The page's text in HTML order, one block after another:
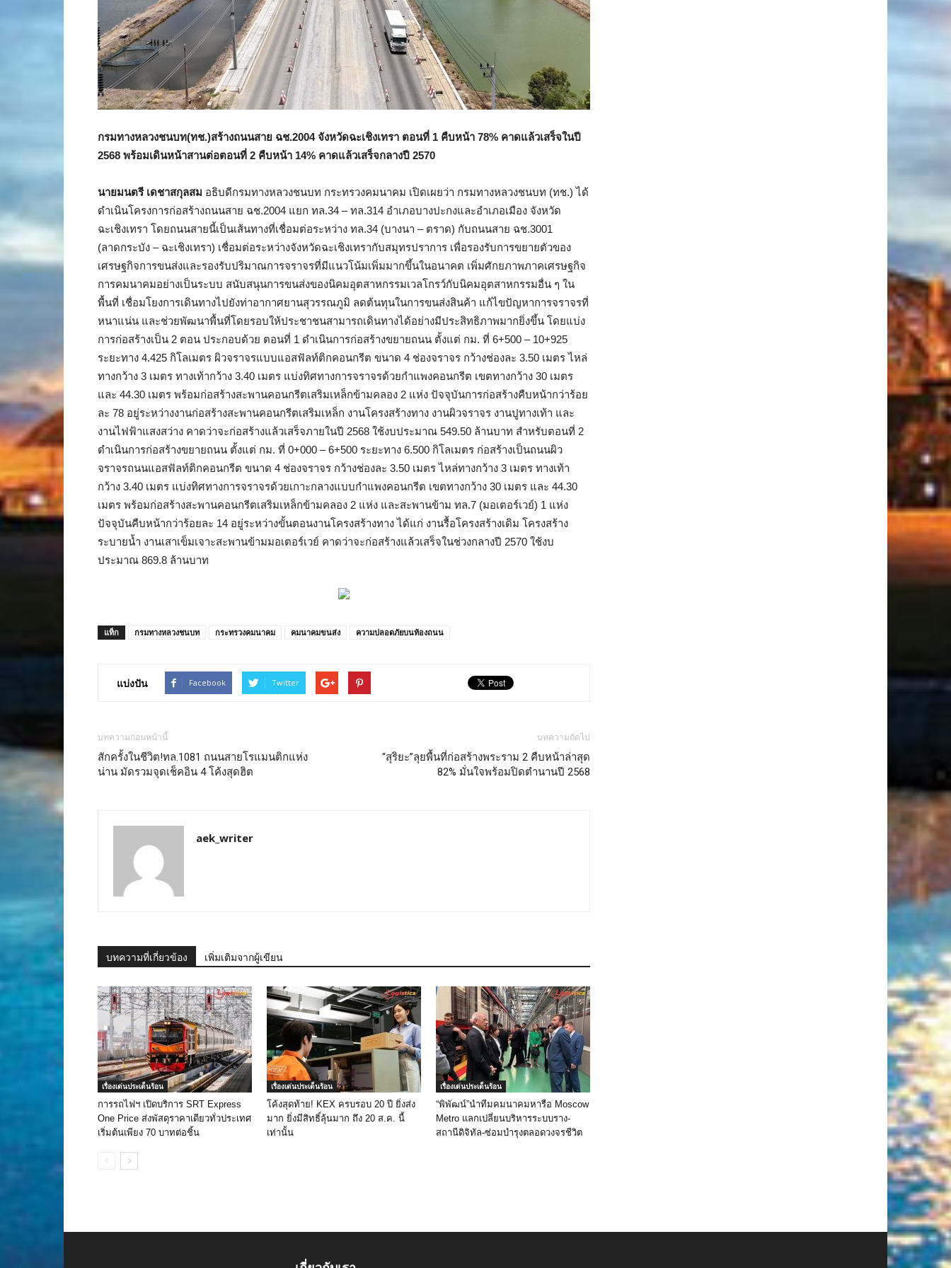
กรมทางหลวงชนบท(ทช.)สร้างถนนสาย ฉช.2004 จังหวัดฉะเชิงเทรา ตอนที่ 1 คืบหน้า 78% คาดแล้วเสร็จในปี
2568 พร้อมเดินหน้าสานต่อตอนที่ 2 คืบหน้า 14% คาดแล้วเสร็จกลางปี 2570
นายมนตรี เดชาสกุลสม อธิบดีกรมทางหลวงชนบท กระทรวงคมนาคม เปิดเผยว่า กรมทางหลวงชนบท (ทช.) ได้
ดำเนินโครงการก่อสร้างถนนสาย ฉช.2004 แยก ทล.34 – ทล.314 อำเภอบางปะกงและอำเภอเมือง จังหวัด
ฉะเชิงเทรา โดยถนนสายนี้เป็นเส้นทางที่เชื่อมต่อระหว่าง ทล.34 (บางนา – ตราด) กับถนนสาย ฉช.3001
(ลาดกระบัง – ฉะเชิงเทรา) เชื่อมต่อระหว่างจังหวัดฉะเชิงเทรากับสมุทรปราการ เพื่อรองรับการขยายตัวของ
เศรษฐกิจการขนส่งและรองรับปริมาณการจราจรที่มีแนวโน้มเพิ่มมากขึ้นในอนาคต เพิ่มศักยภาพภาคเศรษฐกิจ
การคมนาคมอย่างเป็นระบบ สนับสนุนการขนส่งของนิคมอุตสาหกรรมเวลโกรว์กับนิคมอุตสาหกรรมอื่น ๆ ใน
พื้นที่ เชื่อมโยงการเดินทางไปยังท่าอากาศยานสุวรรณภูมิ ลดต้นทุนในการขนส่งสินค้า แก้ไขปัญหาการจราจรที่
หนาแน่น และช่วยพัฒนาพื้นที่โดยรอบให้ประชาชนสามารถเดินทางได้อย่างมีประสิทธิภาพมากยิ่งขึ้น โดยแบ่ง
การก่อสร้างเป็น 2 ตอน ประกอบด้วย ตอนที่ 1 ดำเนินการก่อสร้างขยายถนน ตั้งแต่ กม. ที่ 6+500 – 10+925
ระยะทาง 4.425 กิโลเมตร ผิวจราจรแบบแอสฟัลท์ติกคอนกรีต ขนาด 4 ช่องจราจร กว้างช่องละ 3.50 เมตร ไหล่
ทางกว้าง 3 เมตร ทางเท้ากว้าง 3.40 เมตร แบ่งทิศทางการจราจรด้วยกำแพงคอนกรีต เขตทางกว้าง 30 เมตร
และ 44.30 เมตร พร้อมก่อสร้างสะพานคอนกรีตเสริมเหล็กข้ามคลอง 2 แห่ง ปัจจุบันการก่อสร้างคืบหน้ากว่าร้อย
ละ 78 อยู่ระหว่างงานก่อสร้างสะพานคอนกรีตเสริมเหล็ก งานโครงสร้างทาง งานผิวจราจร งานปูทางเท้า และ
งานไฟฟ้าแสงสว่าง คาดว่าจะก่อสร้างแล้วเสร็จภายในปี 2568 ใช้งบประมาณ 549.50 ล้านบาท สำหรับตอนที่ 2
ดำเนินการก่อสร้างขยายถนน ตั้งแต่ กม. ที่ 0+000 – 6+500 ระยะทาง 6.500 กิโลเมตร ก่อสร้างเป็นถนนผิว
จราจรถนนแอสฟัลท์ติกคอนกรีต ขนาด 4 ช่องจราจร กว้างช่องละ 3.50 เมตร ไหล่ทางกว้าง 3 เมตร ทางเท้า
กว้าง 3.40 เมตร แบ่งทิศทางการจราจรด้วยเกาะกลางแบบกำแพงคอนกรีต เขตทางกว้าง 30 เมตร และ 44.30
เมตร พร้อมก่อสร้างสะพานคอนกรีตเสริมเหล็กข้ามคลอง 2 แห่ง และสะพานข้าม ทล.7 (มอเตอร์เวย์) 1 แห่ง
ปัจจุบันคืบหน้ากว่าร้อยละ 14 อยู่ระหว่างขั้นตอนงานโครงสร้างทาง ได้แก่ งานรื้อโครงสร้างเดิม โครงสร้าง
ระบายน้ำ งานเสาเข็มเจาะสะพานข้ามมอเตอร์เวย์ คาดว่าจะก่อสร้างแล้วเสร็จในช่วงกลางปี 2570 ใช้งบ
ประมาณ 869.8 ล้านบาท
แท็ก กรมทางหลวงชนบท กระทรวงคมนาคม คมนาคมขนส่ง ความปลอดภัยบนท้องถนน
แบ่งปัน Facebook Twitter
บทความก่อนหน้านี้
สักครั้งในชีวิต!ทล.1081 ถนนสายโรแมนติกแห่ง
น่าน มัดรวมจุดเช็คอิน 4 โค้งสุดฮิต
บทความถัดไป
“สุริยะ”ลุยพื้นที่ก่อสร้างพระราม 2 คืบหน้าล่าสุด
82% มั่นใจพร้อมปิดตำนานปี 2568
aek_writer
บทความที่เกี่ยวข้อง เพิ่มเติมจากผู้เขียน
เรื่องเด่นประเด็นร้อน
การรถไฟฯ เปิดบริการ SRT Express
One Price ส่งพัสดุราคาเดียวทั่วประเทศ
เริ่มต้นเพียง 70 บาทต่อชิ้น
เรื่องเด่นประเด็นร้อน
โค้งสุดท้าย! KEX ครบรอบ 20 ปี ยิ่งส่ง
มาก ยิ่งมีสิทธิ์ลุ้นมาก ถึง 20 ส.ค. นี้
เท่านั้น
เรื่องเด่นประเด็นร้อน
“พิพัฒน์”นำทีมคมนาคมหารือ Moscow
Metro แลกเปลี่ยนบริหารระบบราง-
สถานีดิจิทัล-ซ่อมบำรุงตลอดวงจรชีวิต